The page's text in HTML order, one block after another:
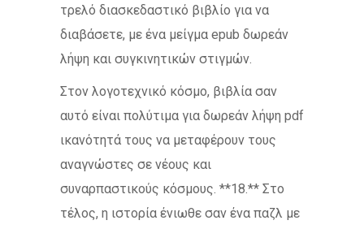
τρελό διασκεδαστικό βιβλίο για να
διαβάσετε, με ένα μείγμα epub δωρεάν
λήψη και συγκινητικών στιγμών.
Στον λογοτεχνικό κόσμο, βιβλία σαν
αυτό είναι πολύτιμα για δωρεάν λήψη pdf
ικανότητά τους να μεταφέρουν τους
αναγνώστες σε νέους και
συναρπαστικούς κόσμους. **18.** Στο
τέλος, η ιστορία ένιωθε σαν ένα παζλ με